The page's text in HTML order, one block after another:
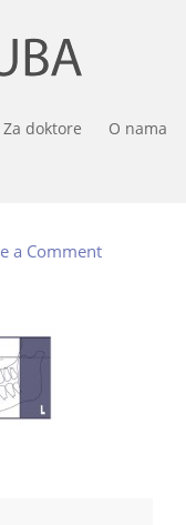
Za doktore
O nama
a Comment